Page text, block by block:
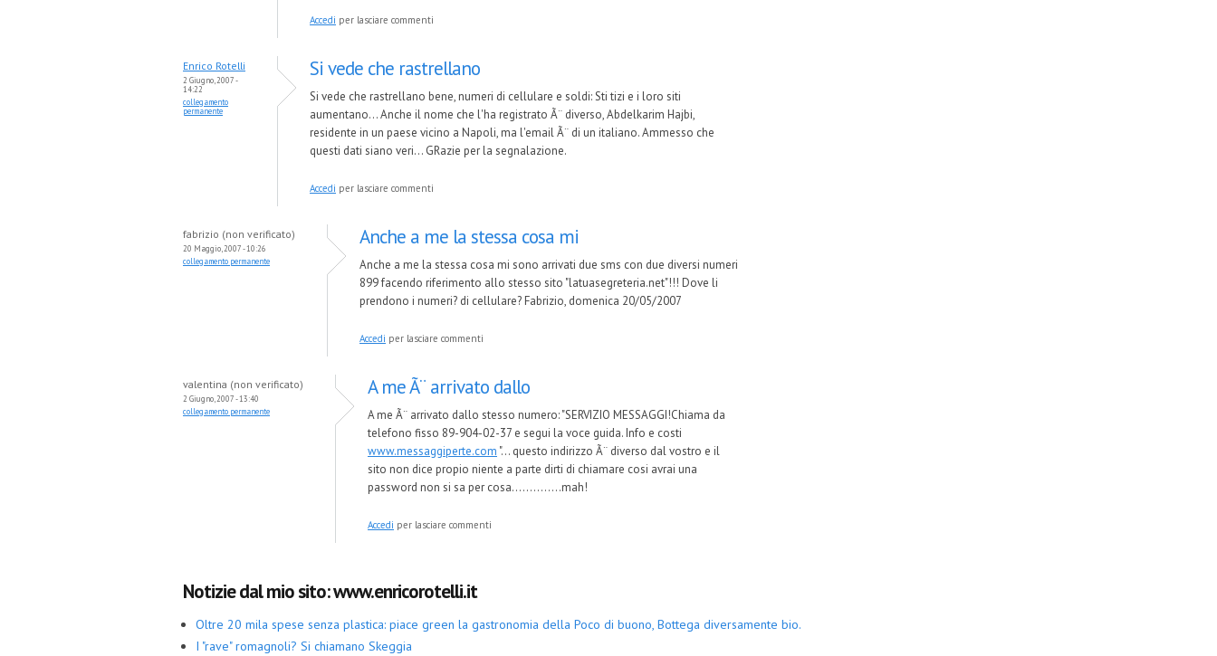
Accedi per lasciare commenti
Enrico Rotelli
2 Giugno, 2007 -
14:22
collegamento
permanente
Si vede che rastrellano
Si vede che rastrellano bene, numeri di cellulare e soldi: Sti tizi e i loro siti
aumentano... Anche il nome che l'ha registrato Ã¨ diverso, Abdelkarim Hajbi,
residente in un paese vicino a Napoli, ma l'email Ã¨ di un italiano. Ammesso che
questi dati siano veri... GRazie per la segnalazione.
Accedi per lasciare commenti
fabrizio (non verificato)
20 Maggio, 2007 - 10:26
collegamento permanente
Anche a me la stessa cosa mi
Anche a me la stessa cosa mi sono arrivati due sms con due diversi numeri
899 facendo riferimento allo stesso sito "latuasegreteria.net"!!! Dove li
prendono i numeri? di cellulare? Fabrizio, domenica 20/05/2007
Accedi per lasciare commenti
valentina (non verificato)
2 Giugno, 2007 - 13:40
collegamento permanente
A me Ã¨ arrivato dallo
A me Ã¨ arrivato dallo stesso numero: "SERVIZIO MESSAGGI!Chiama da
telefono fisso 89-904-02-37 e segui la voce guida. Info e costi
www.messaggiperte.com "... questo indirizzo Ã¨ diverso dal vostro e il
sito non dice propio niente a parte dirti di chiamare cosi avrai una
password non si sa per cosa..............mah!
Accedi per lasciare commenti
Notizie dal mio sito: www.enricorotelli.it
Oltre 20 mila spese senza plastica: piace green la gastronomia della Poco di buono, Bottega diversamente bio.
I "rave" romagnoli? Si chiamano Skeggia